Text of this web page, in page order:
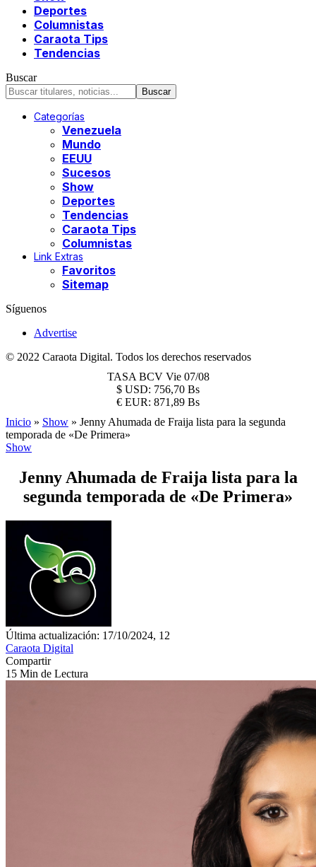
Deportes
Columnistas
Caraota Tips
Tendencias
Buscar
Categorías
Venezuela
Mundo
EEUU
Sucesos
Show
Deportes
Tendencias
Caraota Tips
Columnistas
Link Extras
Favoritos
Sitemap
Síguenos
Advertise
© 2022 Caraota Digital. Todos los derechos reservados
TASA BCV Vie 07/08
$ USD: 756,70 Bs
€ EUR: 871,89 Bs
Inicio » Show » Jenny Ahumada de Fraija lista para la segunda
temporada de «De Primera»
Show
Jenny Ahumada de Fraija lista para la
segunda temporada de «De Primera»
Última actualización: 17/10/2024, 12
Caraota Digital
Compartir
15 Min de Lectura